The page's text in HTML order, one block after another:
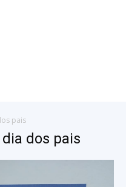
pais
dos pais